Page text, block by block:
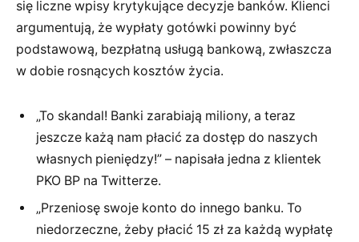
się liczne wpisy krytykujące decyzje banków. Klienci
argumentują, że wypłaty gotówki powinny być
podstawową, bezpłatną usługą bankową, zwłaszcza
w dobie rosnących kosztów życia.
„To skandal! Banki zarabiają miliony, a teraz
jeszcze każą nam płacić za dostęp do naszych
własnych pieniędzy!” – napisała jedna z klientek
PKO BP na Twitterze.
„Przeniosę swoje konto do innego banku. To
niedorzeczne, żeby płacić 15 zł za każdą wypłatę